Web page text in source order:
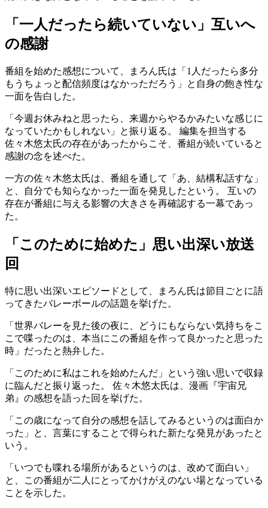
「一人だったら続いていない」互いへ
の感謝
番組を始めた感想について、まろん氏は「1人だったら多分
もうちょっと配信頻度はなかっただろう」と自身の飽き性な
一面を告白した。
「今週お休みねと思ったら、来週からやるかみたいな感じに
なっていたかもしれない」と振り返る。 編集を担当する
佐々木悠太氏の存在があったからこそ、番組が続いていると
感謝の念を述べた。
一方の佐々木悠太氏は、番組を通して「あ、結構私話すな」
と、自分でも知らなかった一面を発見したという。 互いの
存在が番組に与える影響の大きさを再確認する一幕であっ
た。
「このために始めた」思い出深い放送
回
特に思い出深いエピソードとして、まろん氏は節目ごとに語
ってきたバレーボールの話題を挙げた。
「世界バレーを見た後の夜に、どうにもならない気持ちをこ
こで喋ったのは、本当にこの番組を作って良かったと思った
時」だったと熱弁した。
「このために私はこれを始めたんだ」という強い思いで収録
に臨んだと振り返った。 佐々木悠太氏は、漫画『宇宙兄
弟』の感想を語った回を挙げた。
「この歳になって自分の感想を話してみるというのは面白か
った」と、言葉にすることで得られた新たな発見があったと
いう。
「いつでも喋れる場所があるというのは、改めて面白い」
と、この番組が二人にとってかけがえのない場となっている
ことを示した。